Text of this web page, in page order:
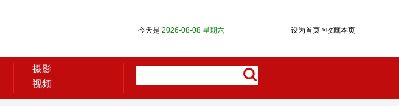
设为首页 >收藏本页
今天是 2026-08-08 星期六
摄影
视频